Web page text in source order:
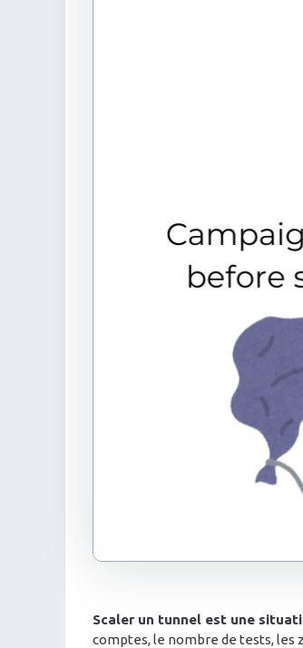
Scaler un tunnel est une
comptes, le nombre de tests, les